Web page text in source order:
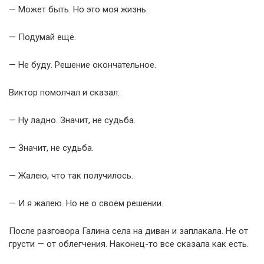
— Может быть. Но это моя жизнь.
— Подумай ещё.
— Не буду. Решение окончательное.
Виктор помолчал и сказал:
— Ну ладно. Значит, не судьба.
— Значит, не судьба.
— Жалею, что так получилось.
— И я жалею. Но не о своём решении.
После разговора Галина села на диван и заплакала. Не от
грусти — от облегчения. Наконец-то все сказала как есть.